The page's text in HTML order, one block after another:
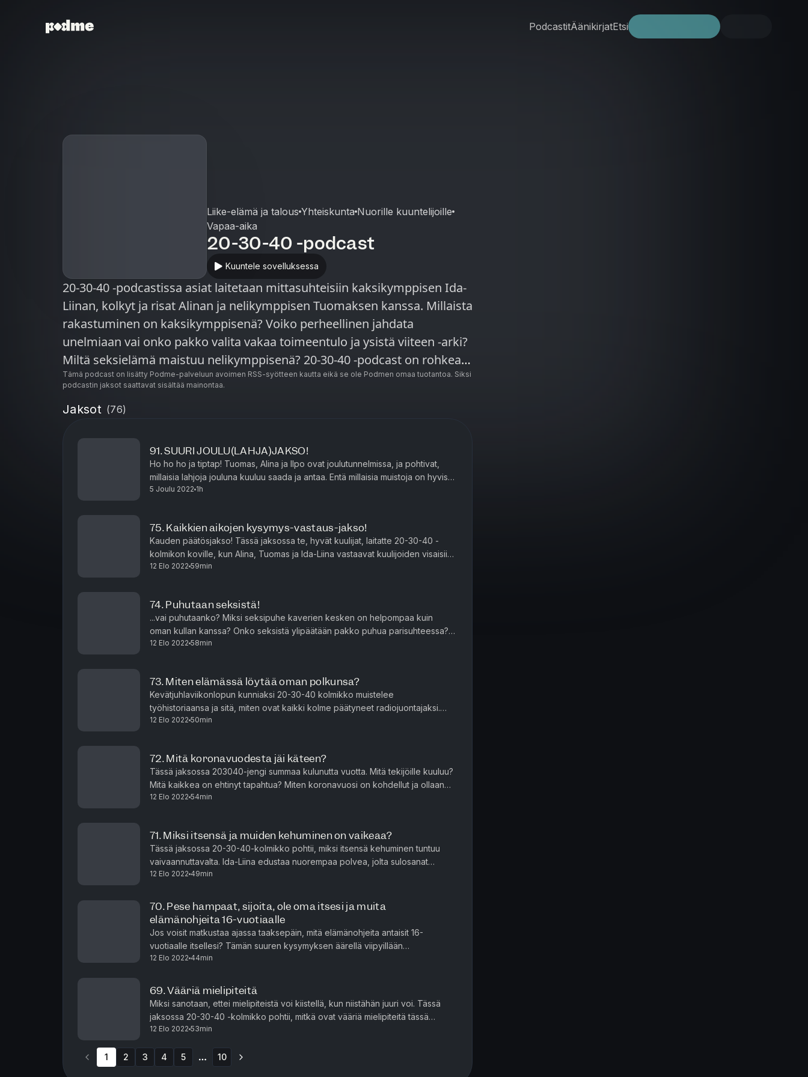
PodcastitÄänikirjatEtsi
Liike-elämä ja talous Yhteiskunta Nuorille kuuntelijoille
Vapaa-aika
20-30-40 -podcast
Kuuntele sovelluksessa
20-30-40 -podcastissa asiat laitetaan mittasuhteisiin kaksikymppisen Ida-
Liinan, kolkyt ja risat Alinan ja nelikymppisen Tuomaksen kanssa. Millaista
rakastuminen on kaksikymppisenä? Voiko perheellinen jahdata
unelmiaan vai onko pakko valita vakaa toimeentulo ja ysistä viiteen -arki?
Miltä seksielämä maistuu nelikymppisenä? 20-30-40 -podcast on rohkeaa
keskustelua tunteista, rakkaudesta, työstä, kuolemasta ja kaikesta
2021. Podcastin uudet jaksot löydät PodMe Premiumista. Ota meidät
Tämä podcast on lisätty Podme-palveluun avoimen RSS-syötteen kautta eikä se ole Podmen omaa tuotantoa. Siksi
podcastin jaksot saattavat sisältää mainontaa.
Jaksot (76)
91. SUURI JOULU(LAHJA)JAKSO!
Ho ho ho ja tiptap! Tuomas, Alina ja Ilpo ovat joulutunnelmissa, ja pohtivat,
millaisia lahjoja jouluna kuuluu saada ja antaa. Entä millaisia muistoja on hyvistä
ja traumaattisista lahjoista? Pitääkö ...
5 Joulu 2022 1h
75. Kaikkien aikojen kysymys-vastaus-jakso!
Kauden päätösjakso! Tässä jaksossa te, hyvät kuulijat, laitatte 20-30-40 -
kolmikon koville, kun Alina, Tuomas ja Ida-Liina vastaavat kuulijoiden visaisiin
kysymyksiin. Aiheet vaihtelevat kevyemmistä k...
12 Elo 2022 59min
74. Puhutaan seksistä!
...vai puhutaanko? Miksi seksipuhe kaverien kesken on helpompaa kuin
oman kullan kanssa? Onko seksistä ylipäätään pakko puhua parisuhteessa?
Tuomas kokee seksipuheen vaivaannuttavana, Ida-Liina on alk...
12 Elo 2022 58min
73. Miten elämässä löytää oman polkunsa?
Kevätjuhlaviikonlopun kunniaksi 20-30-40 kolmikko muistelee
työhistoriaansa ja sitä, miten ovat kaikki kolme päätyneet radiojuontajaksi.
Käydään kiivasta keskustelua siitä, tekeekö tutkinto ihmisen au...
12 Elo 2022 50min
72. Mitä koronavuodesta jäi käteen?
Tässä jaksossa 203040-jengi summaa kulunutta vuotta. Mitä tekijöille kuuluu?
Mitä kaikkea on ehtinyt tapahtua? Miten koronavuosi on kohdellut ja ollaanko
suuremmat kriisit vältetty? Tervetuloa mukaan!...
12 Elo 2022 54min
71. Miksi itsensä ja muiden kehuminen on vaikeaa?
Tässä jaksossa 20-30-40-kolmikko pohtii, miksi itsensä kehuminen tuntuu
vaivaannuttavalta. Ida-Liina edustaa nuorempaa polvea, jolta sulosanat
soljuvat helpommin, Tuomas on yhtä cringeä ja kainalopier...
12 Elo 2022 49min
70. Pese hampaat, sijoita, ole oma itsesi ja muita
elämänohjeita 16-vuotiaalle
Jos voisit matkustaa ajassa taaksepäin, mitä elämänohjeita antaisit 16-
vuotiaalle itsellesi? Tämän suuren kysymyksen äärellä viipyillään
tuoreimmassa 203040-jaksossa. Tuomas ohjeistaisi kasvamaan ensi...
12 Elo 2022 44min
69. Vääriä mielipiteitä
Miksi sanotaan, ettei mielipiteistä voi kiistellä, kun niistähän juuri voi. Tässä
jaksossa 20-30-40 -kolmikko pohtii, mitkä ovat vääriä mielipiteitä tässä
ajassa. Vakavan äärellä naureskellaan myös he...
12 Elo 2022 53min
1 2 3 4 5 10